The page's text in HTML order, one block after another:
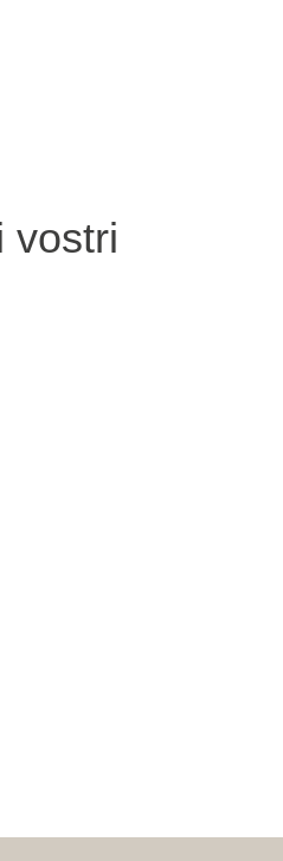
vostri